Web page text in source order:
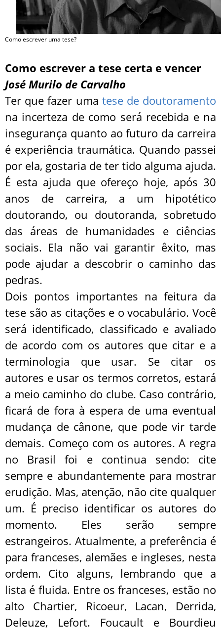
Como escrever uma tese?
Como escrever a tese certa e vencer
José Murilo de Carvalho
Ter que fazer uma tese de doutoramento
na incerteza de como será recebida e na
insegurança quanto ao futuro da carreira
é experiência traumática. Quando passei
por ela, gostaria de ter tido alguma ajuda.
É esta ajuda que ofereço hoje, após 30
anos de carreira, a um hipotético
doutorando, ou doutoranda, sobretudo
das áreas de humanidades e ciências
sociais. Ela não vai garantir êxito, mas
pode ajudar a descobrir o caminho das
pedras.
Dois pontos importantes na feitura da
tese são as citações e o vocabulário. Você
será identificado, classificado e avaliado
de acordo com os autores que citar e a
terminologia que usar. Se citar os
autores e usar os termos corretos, estará
a meio caminho do clube. Caso contrário,
ficará de fora à espera de uma eventual
mudança de cânone, que pode vir tarde
demais. Começo com os autores. A regra
no Brasil foi e continua sendo: cite
sempre e abundantemente para mostrar
erudição. Mas, atenção, não cite qualquer
um. É preciso identificar os autores do
momento. Eles serão sempre
estrangeiros. Atualmente, a preferência é
para franceses, alemães e ingleses, nesta
ordem. Cito alguns, lembrando que a
lista é fluida. Entre os franceses, estão no
alto Chartier, Ricoeur, Lacan, Derrida,
Deleuze, Lefort. Foucault e Bourdieu